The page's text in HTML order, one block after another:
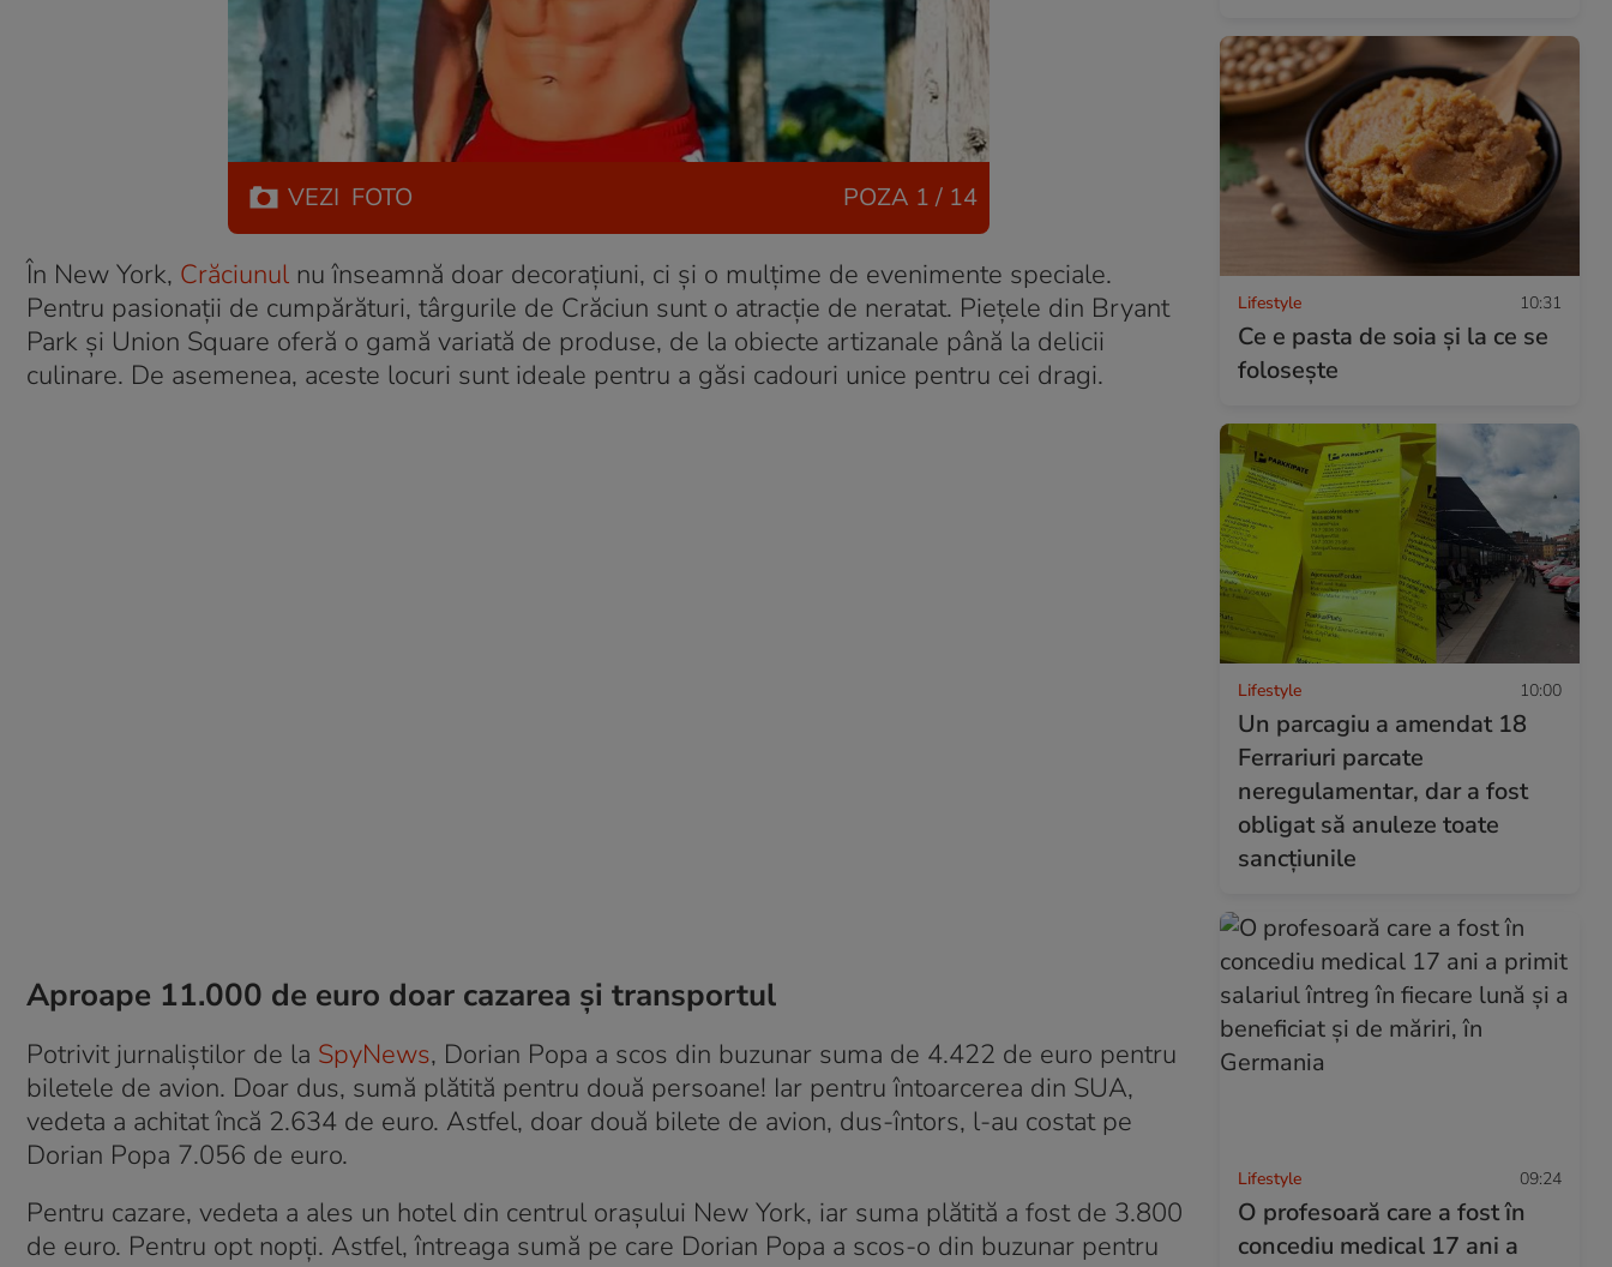
VEZI FOTO POZA 1 / 14
În New York, Crăciunul nu înseamnă doar decorațiuni, ci și o mulțime de evenimente speciale.
Pentru pasionații de cumpărături, târgurile de Crăciun sunt o atracție de neratat. Piețele din Bryant
Park și Union Square oferă o gamă variată de produse, de la obiecte artizanale până la delicii
culinare. De asemenea, aceste locuri sunt ideale pentru a găsi cadouri unice pentru cei dragi.
Aproape 11.000 de euro doar cazarea și transportul
Potrivit jurnaliștilor de la SpyNews, Dorian Popa a scos din buzunar suma de 4.422 de euro pentru
biletele de avion. Doar dus, sumă plătită pentru două persoane! Iar pentru întoarcerea din SUA,
vedeta a achitat încă 2.634 de euro. Astfel, doar două bilete de avion, dus-întors, l-au costat pe
Dorian Popa 7.056 de euro.
Pentru cazare, vedeta a ales un hotel din centrul orașului New York, iar suma plătită a fost de 3.800
de euro. Pentru opt nopți. Astfel, întreaga sumă pe care Dorian Popa a scos-o din buzunar pentru
Lifestyle 10:31
Ce e pasta de soia și la ce se
folosește
Lifestyle 10:00
Un parcagiu a amendat 18
Ferrariuri parcate
neregulamentar, dar a fost
obligat să anuleze toate
sancțiunile
Lifestyle 09:24
O profesoară care a fost în
concediu medical 17 ani a